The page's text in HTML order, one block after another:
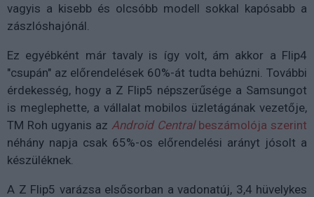
vagyis a kisebb és olcsóbb modell sokkal kapósabb a
zászlóshajónál.
Ez egyébként már tavaly is így volt, ám akkor a Flip4
"csupán" az előrendelések 60%-át tudta behúzni. További
érdekesség, hogy a Z Flip5 népszerűsége a Samsungot
is meglephette, a vállalat mobilos üzletágának vezetője,
TM Roh ugyanis az Android Centralbeszámolója szerint
néhány napja csak 65%-os előrendelési arányt jósolt a
készüléknek.
A Z Flip5 varázsa elsősorban a vadonatúj, 3,4 hüvelykes